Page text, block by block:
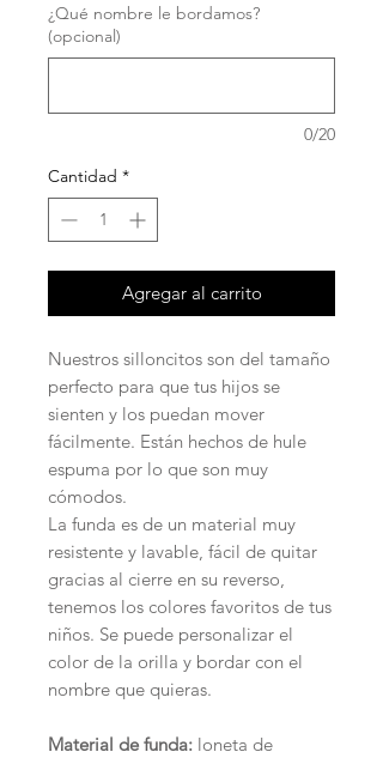
¿Qué nombre le bordamos?
(opcional)
0/20
Cantidad *
Agregar al carrito
Nuestros silloncitos son del tamaño
perfecto para que tus hijos se
sienten y los puedan mover
fácilmente. Están hechos de hule
espuma por lo que son muy
cómodos.
La funda es de un material muy
resistente y lavable, fácil de quitar
gracias al cierre en su reverso,
tenemos los colores favoritos de tus
niños. Se puede personalizar el
color de la orilla y bordar con el
nombre que quieras.
Material de funda: loneta de